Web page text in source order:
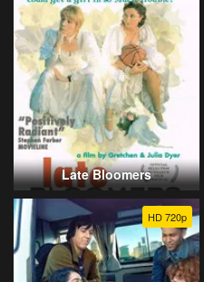
Late Bloomers
HD 720p